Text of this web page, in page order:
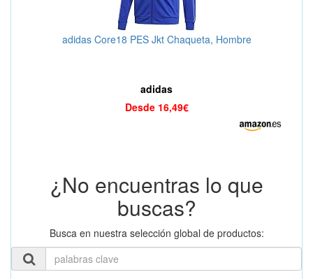
adidas Core18 PES Jkt Chaqueta, Hombre
adidas
Desde 16,49€
¿No encuentras lo que
buscas?
Busca en nuestra selección global de productos: